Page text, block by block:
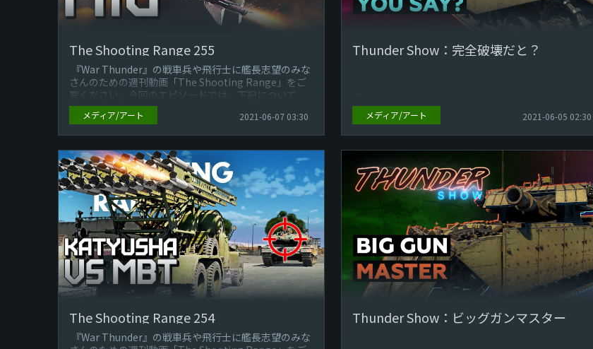
The Shooting Range 255
『War Thunder』の戦車兵や飛行士に艦長志望のみな
さんのための週刊動画「The Shooting Range」をご
覧ください。今回のエピソードでは、下記についてご
紹介して...
メディア/アート 2021-06-07 03:30
Thunder Show：完全破壊だと？
プレイヤーの皆さま！ 新しくなったThunder Showの
今週最高だった動画だけをご紹...
メディア/アート 2021-06-05 02:30
The Shooting Range 254
『War Thunder』の戦車兵や飛行士に艦長志望のみな
Thunder Show：ビッグガンマスター